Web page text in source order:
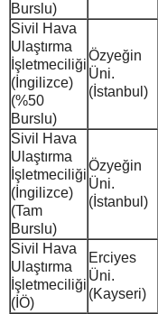
Burslu)
Sivil Hava
Ulaştırma
İşletmeciliği
(İngilizce)
(%50
Burslu)
Özyeğin
Üni.
(İstanbul)
Sivil Hava
Ulaştırma
İşletmeciliği
(İngilizce)
(Tam
Burslu)
Özyeğin
Üni.
(İstanbul)
Sivil Hava
Ulaştırma
İşletmeciliği
(İÖ)
Erciyes
Üni.
(Kayseri)